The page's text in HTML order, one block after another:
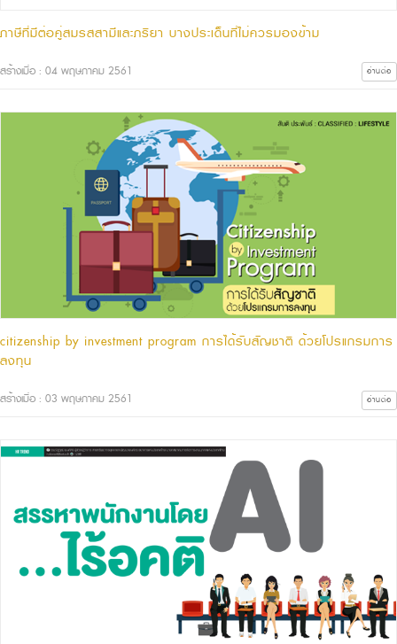
ภาษีที่มีต่อคู่สมรสสามีและภริยา บางประเด็นที่ไม่ควรมองข้าม
สร้างเมื่อ : 04 พฤษภาคม 2561 อ่านต่อ
citizenship by investment program การได้รับสัญชาติ ด้วยโปรแกรมการ
ลงทุน
สร้างเมื่อ : 03 พฤษภาคม 2561 อ่านต่อ